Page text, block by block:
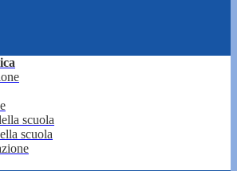
scuola
scuola